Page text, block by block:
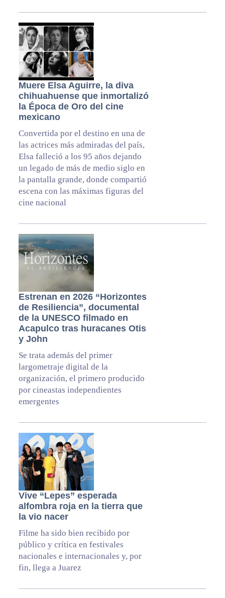
Muere Elsa Aguirre, la diva
chihuahuense que inmortalizó
la Época de Oro del cine
mexicano
Convertida por el destino en una de
las actrices más admiradas del país,
Elsa falleció a los 95 años dejando
un legado de más de medio siglo en
la pantalla grande, donde compartió
escena con las máximas figuras del
cine nacional
Estrenan en 2026 “Horizontes
de Resiliencia”, documental
de la UNESCO filmado en
Acapulco tras huracanes Otis
y John
Se trata además del primer
largometraje digital de la
organización, el primero producido
por cineastas independientes
emergentes
Vive “Lepes” esperada
alfombra roja en la tierra que
la vio nacer
Filme ha sido bien recibido por
público y crítica en festivales
nacionales e internacionales y, por
fin, llega a Juarez